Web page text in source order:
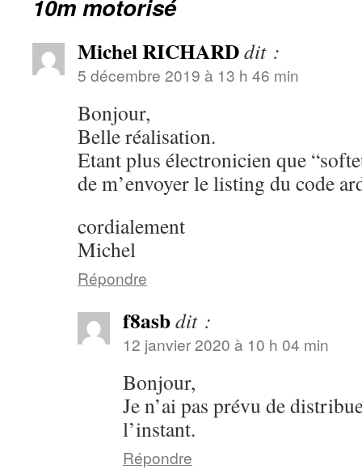
10m motorisé
Michel RICHARDdit :
5 décembre 2019 à 13 h 46 min
Bonjour,
Belle réalisation.
Etant plus électronicien que
de m’envoyer le listing du code
cordialement
Michel
Répondre
f8asbdit :
12 janvier 2020 à 10 h 04 min
Bonjour,
Je n’ai pas prévu de
l’instant.
Répondre